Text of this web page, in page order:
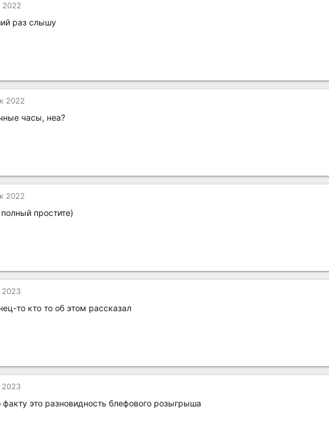
2022
раз слышу
2022
часы, неа?
2022
простите)
2023
то кто то об этом рассказал
2023
факту это разновидность блефового розыгрыша